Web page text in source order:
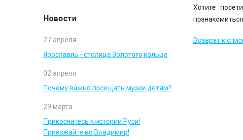
Новости
27 апреля
Ярославль - столица Золотого кольца
02 апреля
Почему важно посещать музеи детям?
29 марта
Прикоснитесь к истории Руси!
Приезжайте во Владимир!
Хотите
Возврат к